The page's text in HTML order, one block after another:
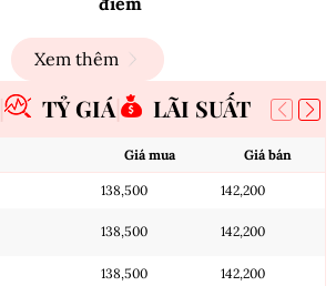
Xem thêm
TỶ GIÁ LÃI SUẤT
Giá mua Giá bán
138,500 142,200
138,500 142,200
138,500 142,200